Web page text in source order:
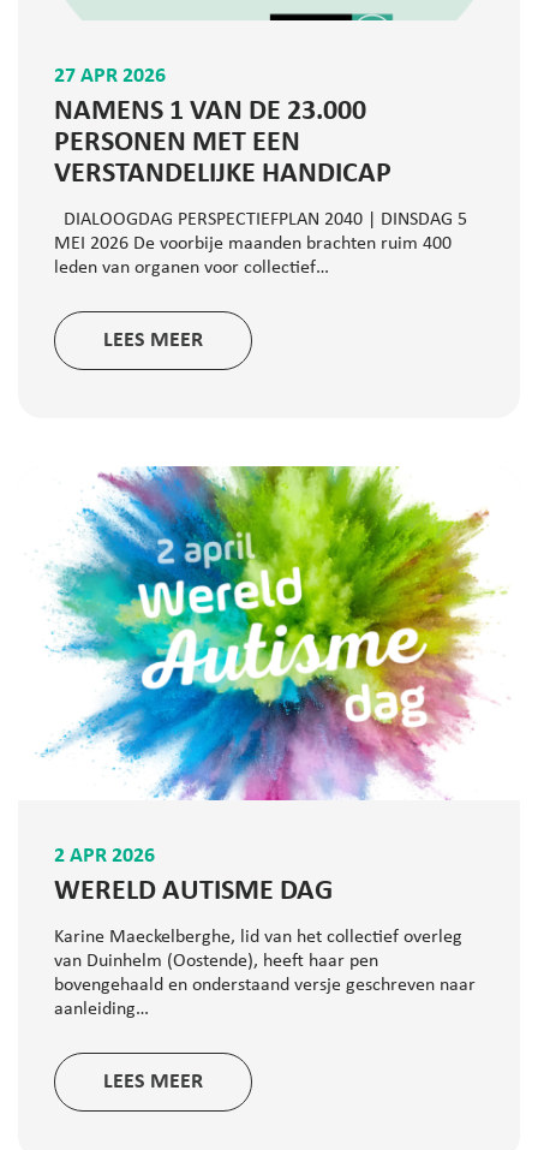
27 APR 2026
NAMENS 1 VAN DE 23.000
PERSONEN MET EEN
VERSTANDELIJKE HANDICAP
DIALOOGDAG PERSPECTIEFPLAN 2040 | DINSDAG 5
MEI 2026 De voorbije maanden brachten ruim 400
leden van organen voor collectief…
LEES MEER
2 APR 2026
WERELD AUTISME DAG
Karine Maeckelberghe, lid van het collectief overleg
van Duinhelm (Oostende), heeft haar pen
bovengehaald en onderstaand versje geschreven naar
aanleiding…
LEES MEER